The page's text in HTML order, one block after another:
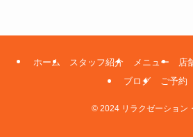
ホーム スタッフ紹介 メニュー 店
ブログ
ご予約
© 2024 リラクゼーション